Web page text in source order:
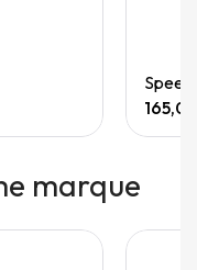
marque